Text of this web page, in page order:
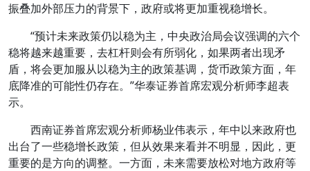
振叠加外部压力的背景下，政府或将更加重视稳增长。
“预计未来政策仍以稳为主，中央政治局会议强调的六个
稳将越来越重要，去杠杆则会有所弱化，如果两者出现矛
盾，将会更加服从以稳为主的政策基调，货币政策方面，年
底降准的可能性仍存在。”华泰证券首席宏观分析师李超表
示。
西南证券首席宏观分析师杨业伟表示，年中以来政府也
出台了一些稳增长政策，但从效果来看并不明显，因此，更
重要的是方向的调整。一方面，未来需要放松对地方政府等